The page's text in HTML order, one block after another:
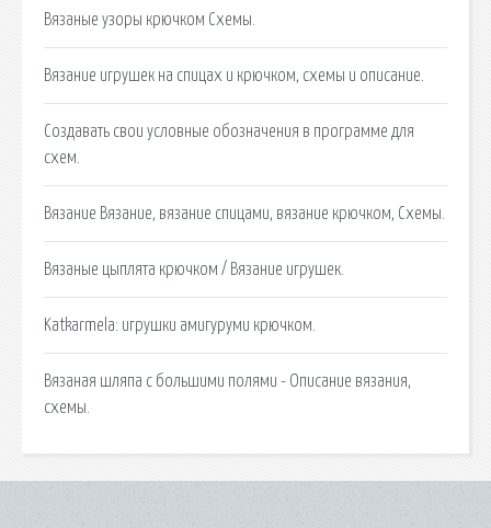
Вязаные узоры крючком Схемы.
Вязание игрушек на спицах и крючком, схемы и описание.
Создавать свои условные обозначения в программе для
схем.
Вязание Вязание, вязание спицами, вязание крючком, Схемы.
Вязаные цыплята крючком / Вязание игрушек.
Katkarmela: игрушки амигуруми крючком.
Вязаная шляпа с большими полями - Описание вязания,
схемы.